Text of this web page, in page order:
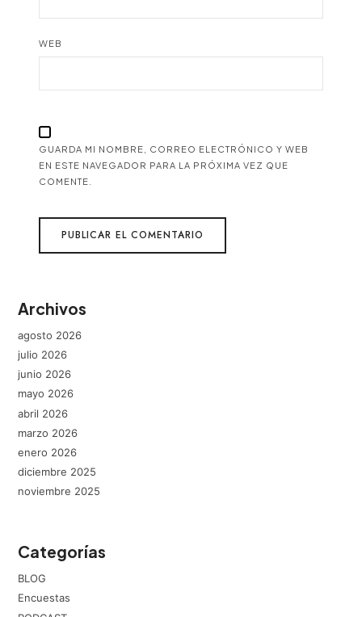
WEB
GUARDA MI NOMBRE, CORREO ELECTRÓNICO Y WEB
EN ESTE NAVEGADOR PARA LA PRÓXIMA VEZ QUE
COMENTE.
Archivos
agosto 2026
julio 2026
junio 2026
mayo 2026
abril 2026
marzo 2026
enero 2026
diciembre 2025
noviembre 2025
Categorías
BLOG
Encuestas